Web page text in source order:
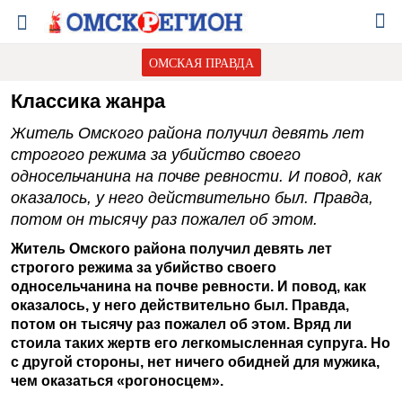
ОМСКАЯ ПРАВДА
Классика жанра
Житель Омского района получил девять лет
строгого режима за убийство своего
односельчанина на почве ревности. И повод, как
оказалось, у него действительно был. Правда,
потом он тысячу раз пожалел об этом.
Житель Омского района получил девять лет
строгого режима за убийство своего
односельчанина на почве ревности. И повод, как
оказалось, у него действительно был. Правда,
потом он тысячу раз пожалел об этом. Вряд ли
стоила таких жертв его легкомысленная супруга. Но
с другой стороны, нет ничего обидней для мужика,
чем оказаться «рогоносцем».